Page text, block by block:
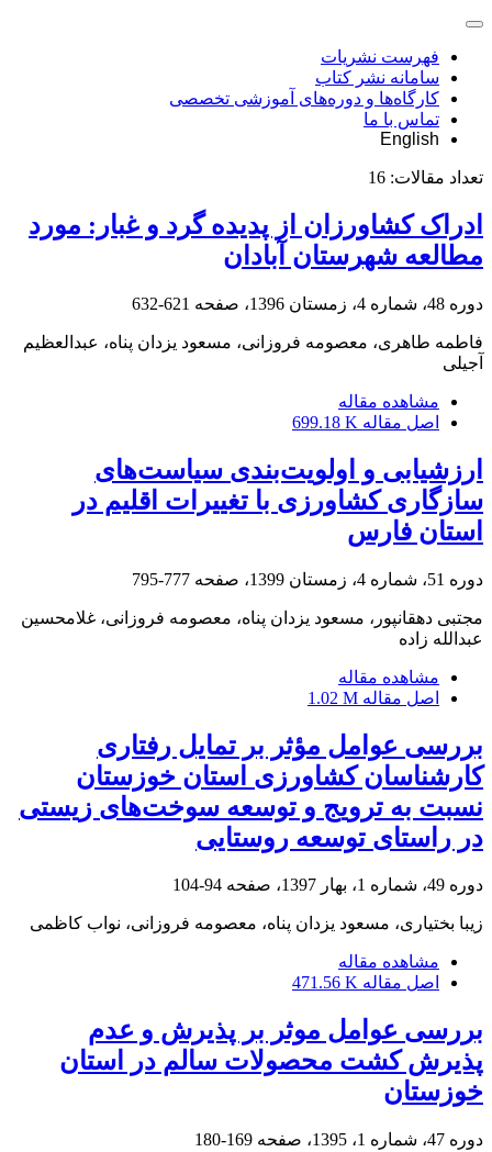
فهرست نشریات
سامانه نشر کتاب
کارگاه‌ها و دوره‌های آموزشی تخصصی
تماس با ما
English
تعداد مقالات: 16
ادراک کشاورزان از پدیده گرد و غبار: مورد
مطالعه شهرستان آبادان
دوره 48، شماره 4، زمستان 1396، صفحه 621-632
فاطمه طاهری، معصومه فروزانی، مسعود یزدان پناه، عبدالعظیم
آجیلی
مشاهده مقاله
اصل مقاله 699.18 K
ارزشیابی و اولویت‌بندی سیاست‌‌های
سازگاری کشاورزی با تغییرات اقلیم در
استان فارس
دوره 51، شماره 4، زمستان 1399، صفحه 777-795
مجتبی دهقانپور، مسعود یزدان پناه، معصومه فروزانی، غلامحسین
عبدالله زاده
مشاهده مقاله
اصل مقاله 1.02 M
بررسی عوامل مؤثر بر تمایل رفتاری
کارشناسان کشاورزی استان خوزستان
نسبت به ترویج و توسعه سوخت‌های زیستی
در راستای توسعه روستایی
دوره 49، شماره 1، بهار 1397، صفحه 94-104
زیبا بختیاری، مسعود یزدان پناه، معصومه فروزانی، نواب کاظمی
مشاهده مقاله
اصل مقاله 471.56 K
بررسی عوامل موثر بر پذیرش و عدم
پذیرش کشت محصولات سالم در استان
خوزستان
دوره 47، شماره 1، 1395، صفحه 169-180